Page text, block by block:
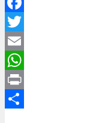
Facebook
Twitter
Email
WhatsApp
Print